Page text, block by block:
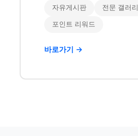
자유게시판 전문 갤러리
포인트 리워드
바로가기 →